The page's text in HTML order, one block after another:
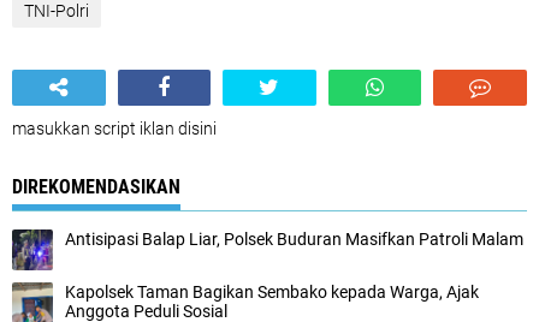
TNI-Polri
masukkan script iklan disini
DIREKOMENDASIKAN
Antisipasi Balap Liar, Polsek Buduran Masifkan Patroli Malam
Kapolsek Taman Bagikan Sembako kepada Warga, Ajak
Anggota Peduli Sosial